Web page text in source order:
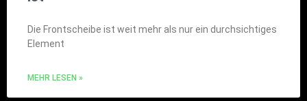
Die Frontscheibe ist weit mehr als nur ein durchsichtiges
Element
MEHR LESEN »